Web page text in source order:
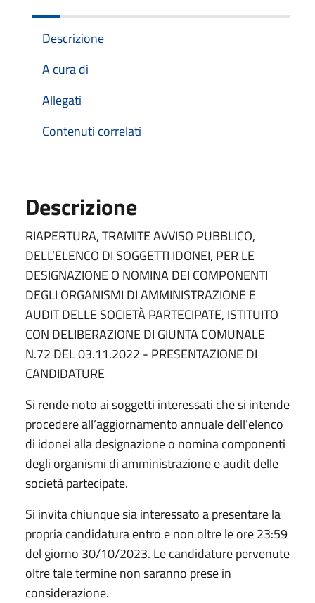
Descrizione
A cura di
Allegati
Contenuti correlati
Descrizione
RIAPERTURA, TRAMITE AVVISO PUBBLICO,
DELL’ELENCO DI SOGGETTI IDONEI, PER LE
DESIGNAZIONE O NOMINA DEI COMPONENTI
DEGLI ORGANISMI DI AMMINISTRAZIONE E
AUDIT DELLE SOCIETÀ PARTECIPATE, ISTITUITO
CON DELIBERAZIONE DI GIUNTA COMUNALE
N.72 DEL 03.11.2022 - PRESENTAZIONE DI
CANDIDATURE
Si rende noto ai soggetti interessati che si intende
procedere all’aggiornamento annuale dell’elenco
di idonei alla designazione o nomina componenti
degli organismi di amministrazione e audit delle
società partecipate.
Si invita chiunque sia interessato a presentare la
propria candidatura entro e non oltre le ore 23:59
del giorno 30/10/2023. Le candidature pervenute
oltre tale termine non saranno prese in
considerazione.